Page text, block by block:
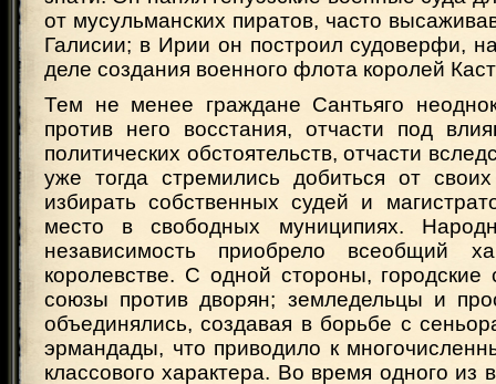
от мусульманских пиратов, часто
Галисии; в Ирии он построил судоверфи,
деле создания военного флота королей
Тем не менее граждане Сантьяго
против него восстания, отчасти под
политических обстоятельств, отчасти
уже тогда стремились добиться от
избирать собственных судей и
место в свободных муниципиях.
независимость приобрело всеобщий
королевстве. С одной стороны, городские
союзы против дворян; земледельцы и
объединялись, создавая в борьбе с
эрмандады, что приводило к
классового характера. Во время одного из